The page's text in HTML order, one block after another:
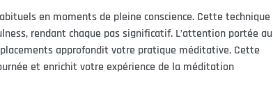
en moments de pleine conscience. Cette technique
rendant chaque pas significatif. L’attention portée au
approfondit votre pratique méditative. Cette
et enrichit votre expérience de la méditation